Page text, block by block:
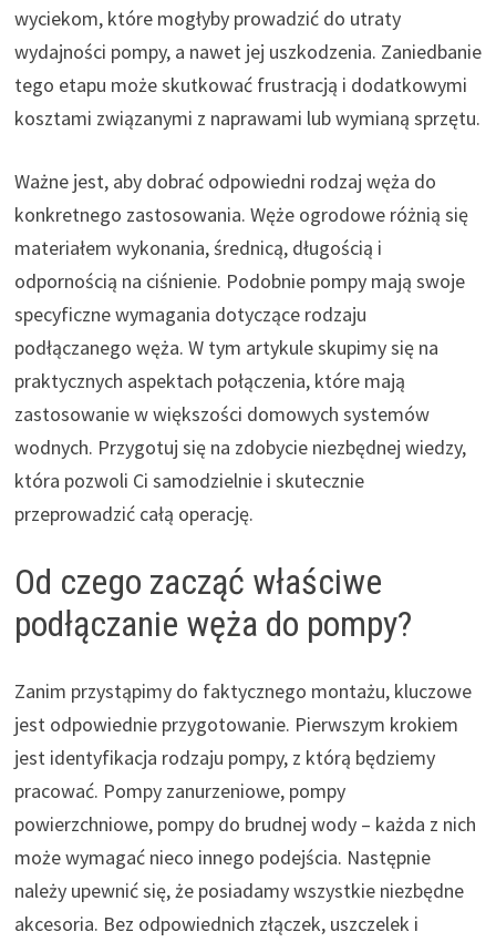
wyciekom, które mogłyby prowadzić do utraty
wydajności pompy, a nawet jej uszkodzenia. Zaniedbanie
tego etapu może skutkować frustracją i dodatkowymi
kosztami związanymi z naprawami lub wymianą sprzętu.
Ważne jest, aby dobrać odpowiedni rodzaj węża do
konkretnego zastosowania. Węże ogrodowe różnią się
materiałem wykonania, średnicą, długością i
odpornością na ciśnienie. Podobnie pompy mają swoje
specyficzne wymagania dotyczące rodzaju
podłączanego węża. W tym artykule skupimy się na
praktycznych aspektach połączenia, które mają
zastosowanie w większości domowych systemów
wodnych. Przygotuj się na zdobycie niezbędnej wiedzy,
która pozwoli Ci samodzielnie i skutecznie
przeprowadzić całą operację.
Od czego zacząć właściwe
podłączanie węża do pompy?
Zanim przystąpimy do faktycznego montażu, kluczowe
jest odpowiednie przygotowanie. Pierwszym krokiem
jest identyfikacja rodzaju pompy, z którą będziemy
pracować. Pompy zanurzeniowe, pompy
powierzchniowe, pompy do brudnej wody – każda z nich
może wymagać nieco innego podejścia. Następnie
należy upewnić się, że posiadamy wszystkie niezbędne
akcesoria. Bez odpowiednich złączek, uszczelek i